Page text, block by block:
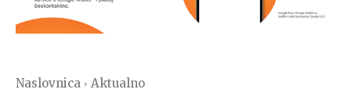
Naslovnica Aktualno